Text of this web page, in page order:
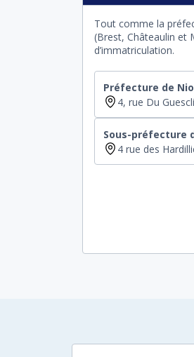
Tout comme la
(Brest, Châteaulin et
d’immatriculation.
Préfecture de
4, rue Du
Sous-préfecture
4 rue des